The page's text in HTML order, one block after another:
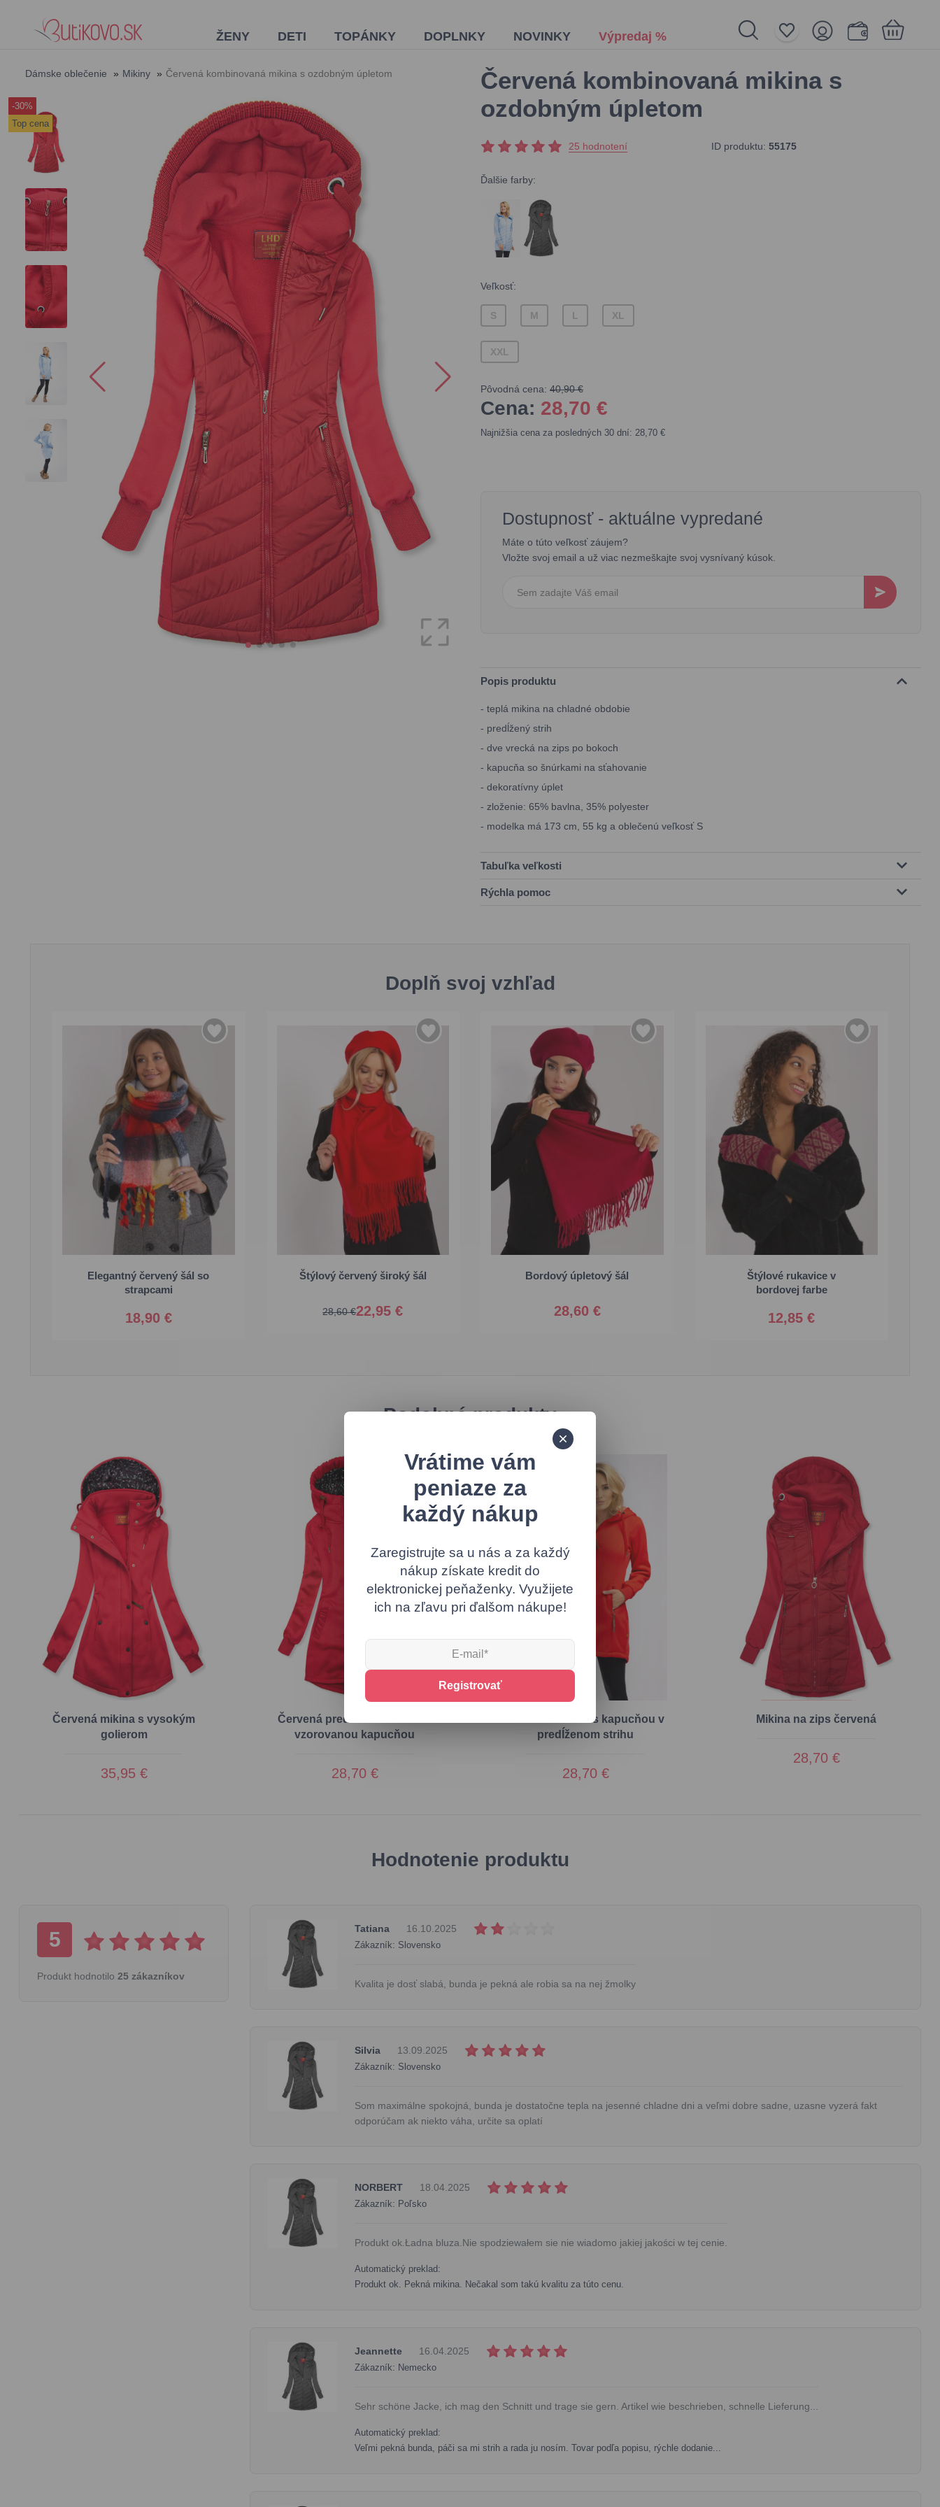
ŽENY DETI TOPÁNKY DOPLNKY NOVINKY Výpredaj %
Nákupný košík je prázdny
Dámske oblečenie » Mikiny » Červená kombinovaná mikina s ozdobným úpletom
-30%
Top cena
Červená kombinovaná mikina s
ozdobným úpletom
25 hodnotení ID produktu: 55175
Ďalšie farby:
Veľkosť:
S M L XL
XXL
Pôvodná cena: 40,90 €
Cena: 28,70 €
Najnižšia cena za posledných 30 dní: 28,70 €
Dostupnosť - aktuálne vypredané
Máte o túto veľkosť záujem?
Vložte svoj email a už viac nezmeškajte svoj vysnívaný kúsok.
Popis produktu
- teplá mikina na chladné obdobie
- predĺžený strih
- dve vrecká na zips po bokoch
- kapucňa so šnúrkami na sťahovanie
- dekoratívny úplet
- zloženie: 65% bavlna, 35% polyester
- modelka má 173 cm, 55 kg a oblečenú veľkosť S
Tabuľka veľkosti
Rýchla pomoc
Doplň svoj vzhľad
Elegantný červený šál so
strapcami
18,90 €
Univerzálna Štýlový červený široký šál
22,95 €
28,60 €
Univerzálna Bordový úpletový šál
28,60 €
Univerzálna
Štýlové rukavice v
bordovej farbe
12,85 €
S/M L/XL
Podobné produkty
Červená mikina s vysokým
golierom
35,95 €
Červená predĺžená mikina so
vzorovanou kapucňou
28,70 €
Červená mikina s kapucňou v
predĺženom strihu
28,70 €
Mikina na zips červená
28,70 €
Hodnotenie produktu
5
Produkt hodnotilo 25 zákazníkov
Tatiana 16.10.2025
Zákazník: Slovensko
Kvalita je dosť slabá, bunda je pekná ale robia sa na nej žmolky
Silvia 13.09.2025
Zákazník: Slovensko
Som maximálne spokojná, bunda je dostatočne tepla na jesenné chladne dni a veľmi dobre sadne, uzasne vyzerá fakt
odporúčam ak niekto váha, určite sa oplatí
NORBERT 18.04.2025
Zákazník: Poľsko
Produkt ok.Ładna bluza.Nie spodziewałem sie nie wiadomo jakiej jakości w tej cenie.
Automatický preklad:
Produkt ok. Pekná mikina. Nečakal som takú kvalitu za túto cenu.
Jeannette 16.04.2025
Zákazník: Nemecko
Sehr schöne Jacke, ich mag den Schnitt und trage sie gern. Artikel wie beschrieben, schnelle Lieferung...
Automatický preklad:
Veľmi pekná bunda, páči sa mi strih a rada ju nosím. Tovar podľa popisu, rýchle dodanie...
Vrátime vám
peniaze za
každý nákup
Zaregistrujte sa u nás a za každý
nákup získate kredit do
elektronickej peňaženky. Využijete
ich na zľavu pri ďalšom nákupe!
Registrovať